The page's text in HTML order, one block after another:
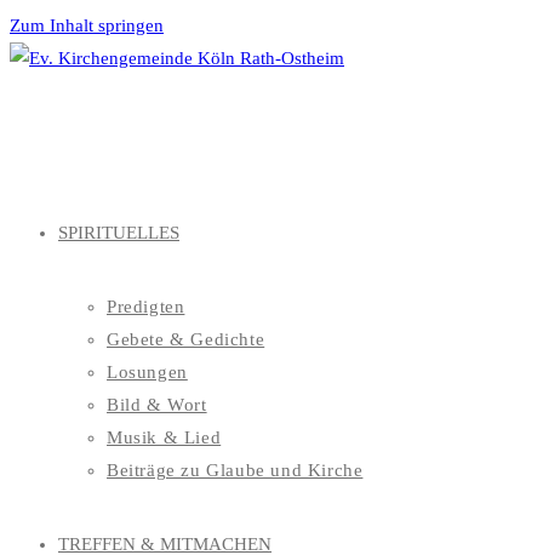
Zum Inhalt springen
SPIRITUELLES
Predigten
Gebete & Gedichte
Losungen
Bild & Wort
Musik & Lied
Beiträge zu Glaube und Kirche
TREFFEN & MITMACHEN